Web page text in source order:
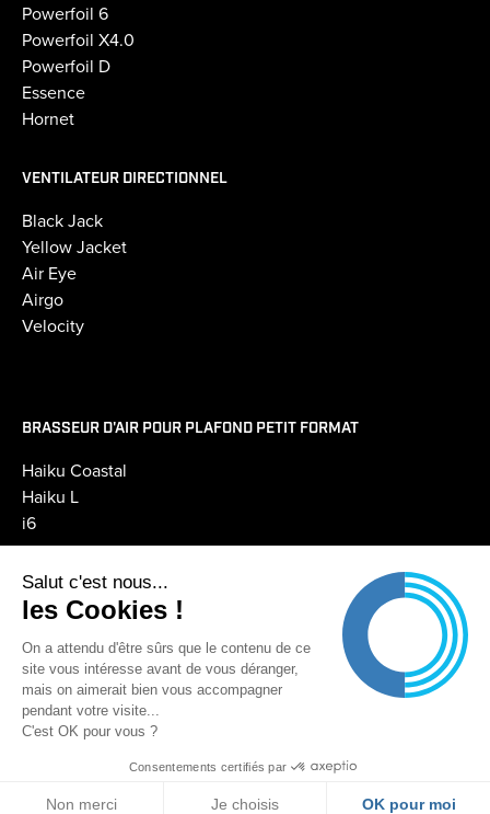
Powerfoil 6
Powerfoil X4.0
Powerfoil D
Essence
Hornet
VENTILATEUR DIRECTIONNEL
Black Jack
Yellow Jacket
Air Eye
Airgo
Velocity
BRASSEUR D'AIR POUR PLAFOND PETIT FORMAT
Haiku Coastal
Haiku L
i6
PILOTAGE GTC GTB
Pilotage BAFCon
© Copyright 2022 Turbobrise ⎮Mentions légales
Salut c'est nous...
les Cookies !
On a attendu d'être sûrs que le contenu de ce
site vous intéresse avant de vous déranger,
mais on aimerait bien vous accompagner
pendant votre visite...
C'est OK pour vous ?
Consentements certifiés par
Non merci Je choisis OK pour moi